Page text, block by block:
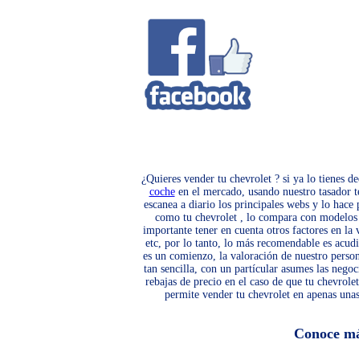
¿Quieres vender tu chevrolet ? si ya lo tienes
cocheen el mercado, usando nuestro tasador
escanea a diario los principales webs y lo
como tu chevrolet , lo compara con
importante tener en cuenta otros factores en
etc, por lo tanto, lo más recomendable es
es un comienzo, la valoración de nuestro
tan sencilla, con un partícular asumes las
rebajas de precio en el caso de que tu
permite vender tu chevrolet en apenas
Conoce